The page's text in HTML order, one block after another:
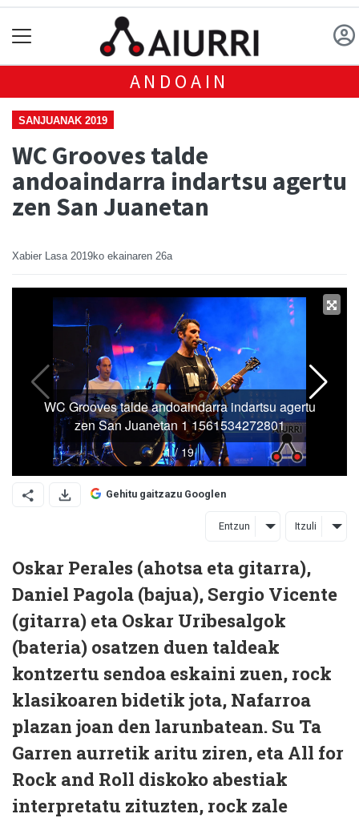
ANDOAIN
SANJUANAK 2019
WC Grooves talde
andoaindarra indartsu agertu
zen San Juanetan
Xabier Lasa 2019ko ekainaren 26a
Gehitu gaitzazu Googlen
Entzun Itzuli
Oskar Perales (ahotsa eta gitarra),
Daniel Pagola (bajua), Sergio Vicente
(gitarra) eta Oskar Uribesalgok
(bateria) osatzen duen taldeak
kontzertu sendoa eskaini zuen, rock
klasikoaren bidetik jota, Nafarroa
plazan joan den larunbatean. Su Ta
Garren aurretik aritu ziren, eta All for
Rock and Roll diskoko abestiak
interpretatu zituzten, rock zale